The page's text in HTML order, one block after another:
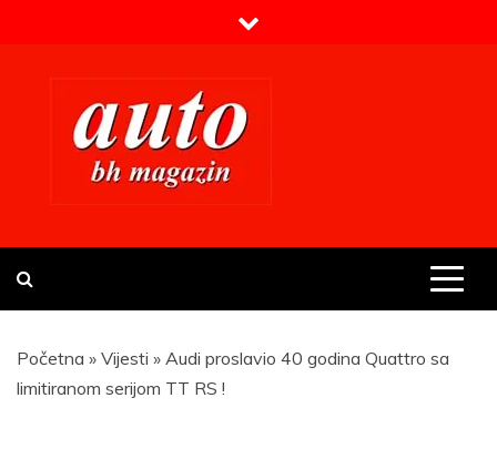
Prvi BH auto magazin
Početna » Vijesti » Audi proslavio 40 godina Quattro sa
limitiranom serijom TT RS !